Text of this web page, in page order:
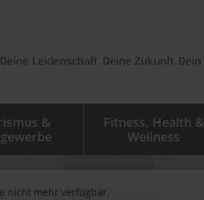
&
Fitness, Health &
Wellness
nicht mehr verfügbar.